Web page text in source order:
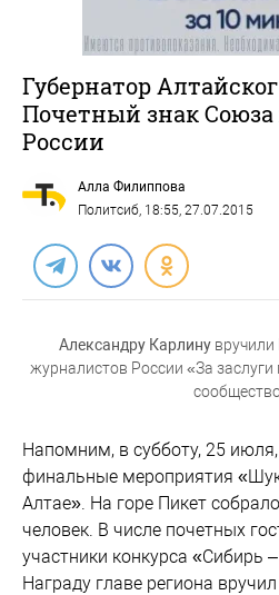
Губернатор
Почетный знак
России
Алла Филиппова
Политсиб, 18:55, 27.07.2015
Александру Карлину
журналистов России «За
Напомним, в субботу, 25
финальные мероприятия
Алтае». На горе Пикет
человек. В числе почетных
участники конкурса «Сибирь
Награду главе региона